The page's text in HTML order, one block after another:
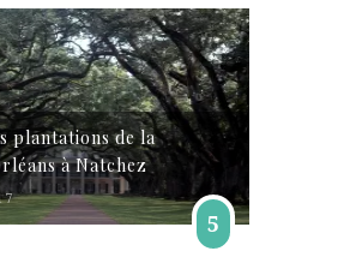
plantations de la
à Natchez
5